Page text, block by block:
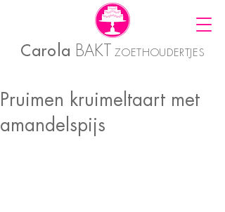
Carola BAKT ZOETHOUDERTJES
Pruimen kruimeltaart met
amandelspijs